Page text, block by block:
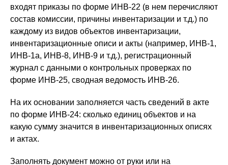
входят приказы по форме ИНВ-22 (в нем перечисляют
состав комиссии, причины инвентаризации и т.д.) по
каждому из видов объектов инвентаризации,
инвентаризационные описи и акты (например, ИНВ-1,
ИНВ-1а, ИНВ-8, ИНВ-9 и т.д.), регистрационный
журнал с данными о контрольных проверках по
форме ИНВ-25, сводная ведомость ИНВ-26.
На их основании заполняется часть сведений в акте
по форме ИНВ-24: сколько единиц объектов и на
какую сумму значится в инвентаризационных описях
и актах.
Заполнять документ можно от руки или на